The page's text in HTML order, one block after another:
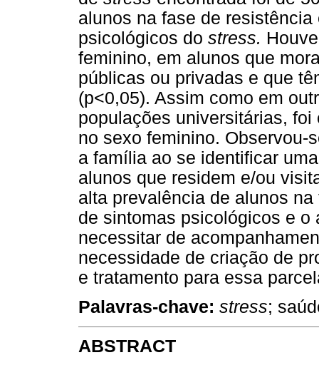
alunos na fase de
psicológicos do stress.
feminino, em alunos que
públicas ou privadas e que
(p<0,05). Assim como em
populações universitárias,
no sexo feminino. Observou-
a família ao se identificar
alunos que residem e/ou
alta prevalência de alunos
de sintomas psicológicos e
necessitar de
necessidade de criação de
e tratamento para essa
Palavras-chave: stress;
ABSTRACT